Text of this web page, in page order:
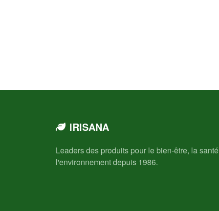
IRISANA
Leaders des produits pour le bien-être, la
l'environnement depuis 1986.